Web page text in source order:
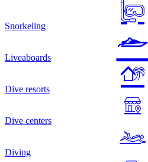
Snorkeling
Liveaboards
Dive resorts
Dive centers
Diving